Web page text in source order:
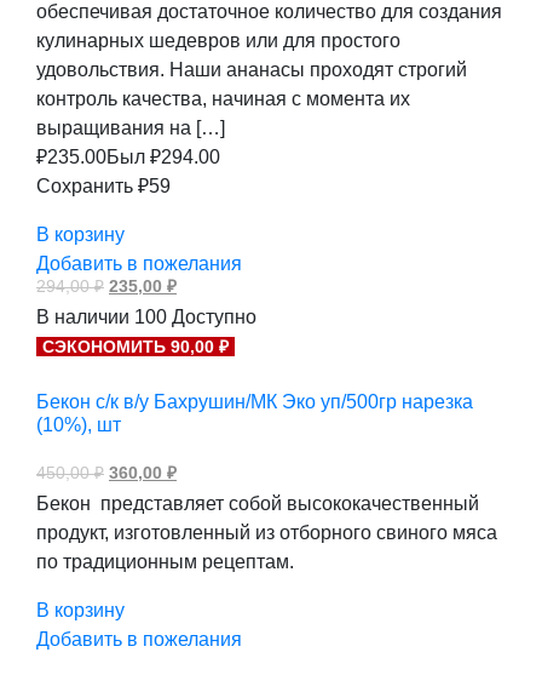
обеспечивая достаточное количество для создания
кулинарных шедевров или для простого
удовольствия. Наши ананасы проходят строгий
контроль качества, начиная с момента их
выращивания на […]
₽235.00Был ₽294.00
Сохранить ₽59
В корзину
Добавить в пожелания
294,00₽ Первоначальная
составляла
294,00 ₽.
235,00 ₽Текущая
235,00 ₽.
В наличии 100 Доступно
СЭКОНОМИТЬ 90,00 ₽
Бекон с/к в/у Бахрушин/МК Эко уп/500гр нарезка
(10%), шт
450,00₽ Первоначальная
составляла
450,00 ₽.
360,00 ₽Текущая
360,00 ₽.
Бекон представляет собой высококачественный
продукт, изготовленный из отборного свиного мяса
по традиционным рецептам.
В корзину
Добавить в пожелания